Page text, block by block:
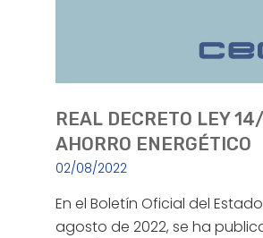
REAL DECRETO LEY
AHORRO ENERGÉTICO
02/08/2022
En el Boletín Oficial del
agosto de 2022, se ha